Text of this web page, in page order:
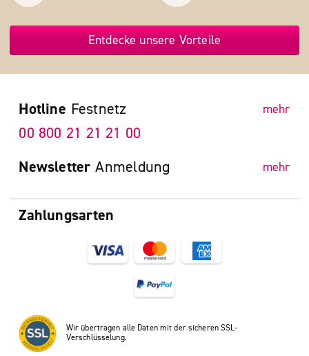
Entdecke unsere Vorteile
Zahlungsarten
Wir übertragen alle Daten mit der sicheren SSL-
Verschlüsselung.
Hotline Festnetz mehr
00 800 21 21 21 00
Newsletter Anmeldung mehr